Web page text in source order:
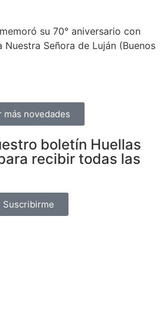
su 70° aniversario con
Nuestra Señora de Luján (Buenos
más novedades
boletín Huellas
recibir todas las
Suscribirme